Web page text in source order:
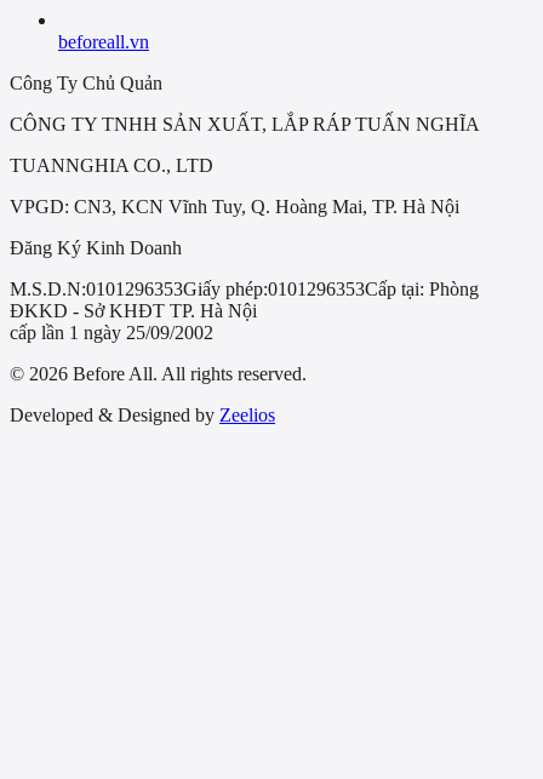
beforeall.vn
Công Ty Chủ Quản
CÔNG TY TNHH SẢN XUẤT, LẮP RÁP TUẤN NGHĨA
TUANNGHIA CO., LTD
VPGD: CN3, KCN Vĩnh Tuy, Q. Hoàng Mai, TP. Hà Nội
Đăng Ký Kinh Doanh
M.S.D.N:0101296353Giấy phép:0101296353Cấp tại: Phòng
ĐKKD - Sở KHĐT TP. Hà Nội
cấp lần 1 ngày 25/09/2002
© 2026 Before All. All rights reserved.
Developed & Designed by Zeelios